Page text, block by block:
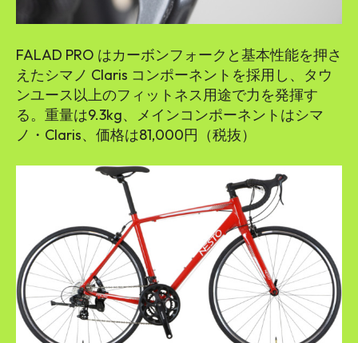
FALAD PRO はカーボンフォークと基本性能を押さ
えたシマノ Claris コンポーネントを採用し、タウ
ンユース以上のフィットネス用途で力を発揮す
る。重量は9.3kg、メインコンポーネントはシマ
ノ・Claris、価格は81,000円（税抜）